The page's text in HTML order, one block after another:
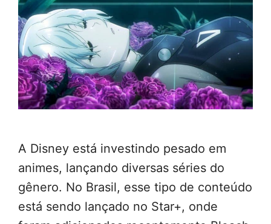
A Disney está investindo pesado em
animes, lançando diversas séries do
gênero. No Brasil, esse tipo de conteúdo
está sendo lançado no Star+, onde